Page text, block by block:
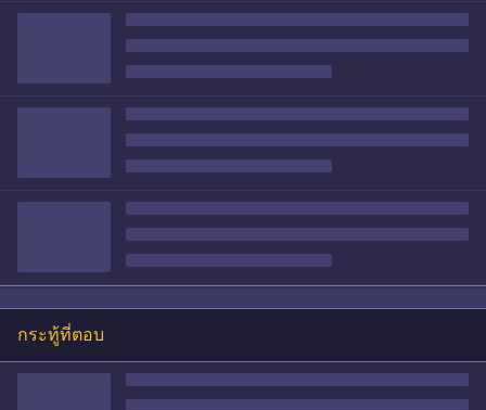
กระทู้ที่ตอบ